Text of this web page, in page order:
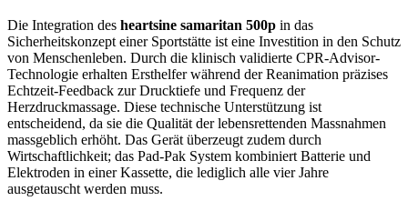
Die Integration des heartsine samaritan 500p in das
Sicherheitskonzept einer Sportstätte ist eine Investition in den Schutz
von Menschenleben. Durch die klinisch validierte CPR-Advisor-
Technologie erhalten Ersthelfer während der Reanimation präzises
Echtzeit-Feedback zur Drucktiefe und Frequenz der
Herzdruckmassage. Diese technische Unterstützung ist
entscheidend, da sie die Qualität der lebensrettenden Massnahmen
massgeblich erhöht. Das Gerät überzeugt zudem durch
Wirtschaftlichkeit; das Pad-Pak System kombiniert Batterie und
Elektroden in einer Kassette, die lediglich alle vier Jahre
ausgetauscht werden muss.